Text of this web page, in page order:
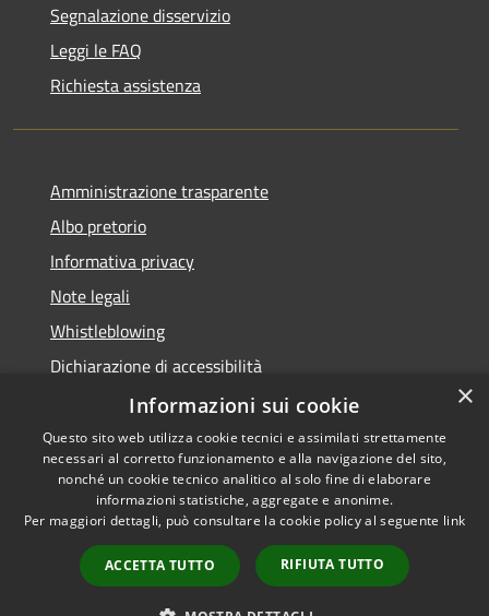
Segnalazione disservizio
Leggi le FAQ
Richiesta assistenza
Amministrazione trasparente
Albo pretorio
Informativa privacy
Note legali
Whistleblowing
Dichiarazione di accessibilità
Obiettivi di accessibilità
RSS
Accessibilità
Copyright © 2026 • Comune di
Spinea • Powered by
Municipium•
Accesso
redazione
×
Informazioni sui cookie
Questo sito web utilizza cookie tecnici e assimilati strettamente
necessari al corretto funzionamento e alla navigazione del sito,
nonché un cookie tecnico analitico al solo fine di elaborare
informazioni statistiche, aggregate e anonime.
Per maggiori dettagli, può consultare la cookie policy al seguente link
ACCETTA TUTTO RIFIUTA TUTTO